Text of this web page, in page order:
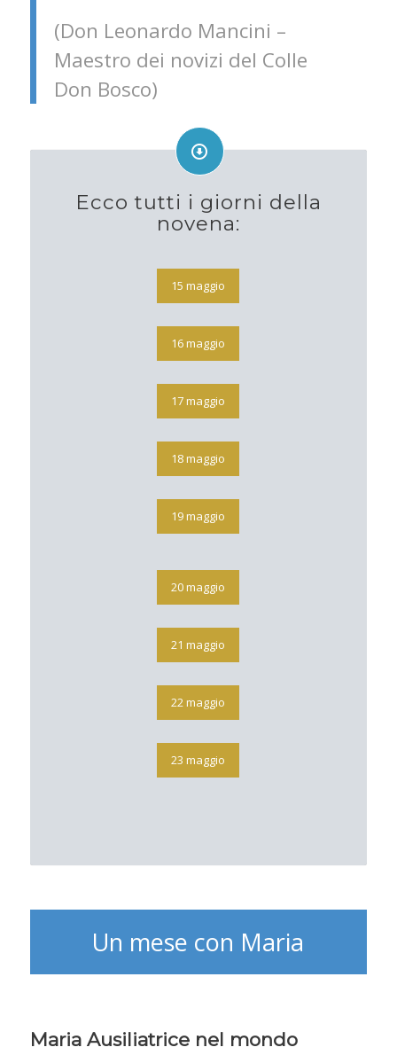
(Don Leonardo Mancini –
Maestro dei novizi del Colle
Don Bosco)
Ecco tutti i giorni della
novena:
15 maggio
16 maggio
17 maggio
18 maggio
19 maggio
20 maggio
21 maggio
22 maggio
23 maggio
Un mese con Maria
Maria Ausiliatrice nel mondo